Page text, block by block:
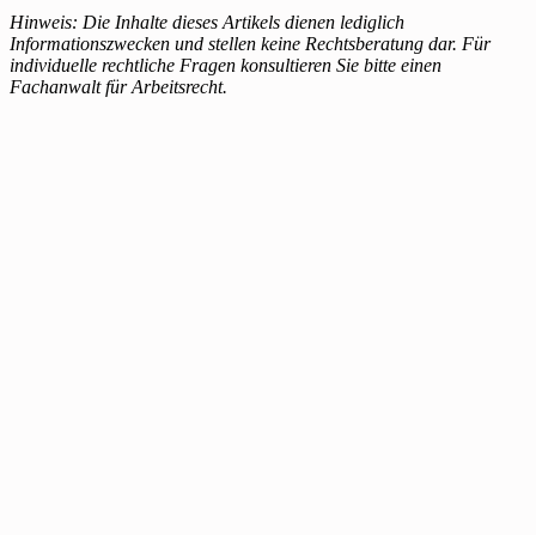
Hinweis: Die Inhalte dieses Artikels dienen lediglich
Informationszwecken und stellen keine Rechtsberatung dar. Für
individuelle rechtliche Fragen konsultieren Sie bitte einen
Fachanwalt für Arbeitsrecht.